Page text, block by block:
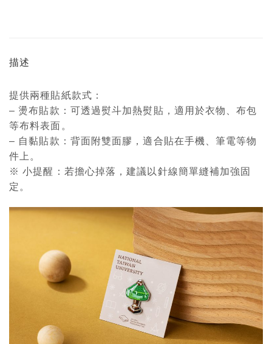
描述
提供兩種貼紙款式：
– 燙布貼款：可透過熨斗加熱熨貼，適用於衣物、布包
等布料表面。
– 自黏貼款：背面附雙面膠，適合貼在手機、筆電等物
件上。
※ 小提醒：若擔心掉落，建議以針線簡單縫補加強固
定。